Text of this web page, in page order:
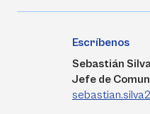
Escríbenos
Sebastián
Jefe de